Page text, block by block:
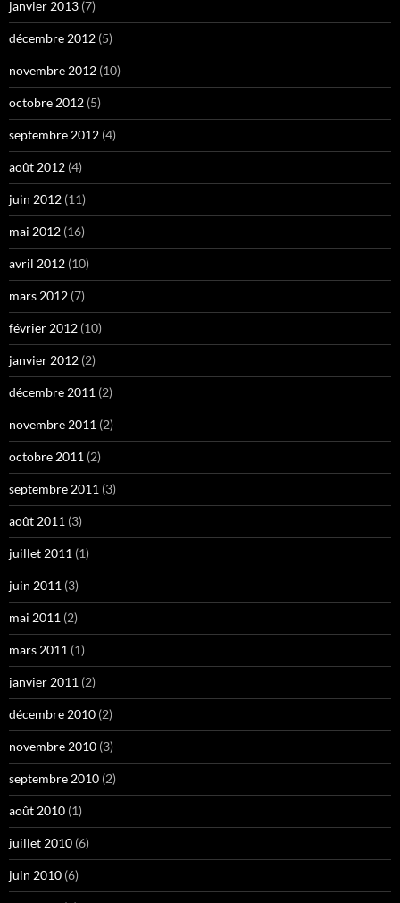
janvier 2013 (7)
décembre 2012 (5)
novembre 2012 (10)
octobre 2012 (5)
septembre 2012 (4)
août 2012 (4)
juin 2012 (11)
mai 2012 (16)
avril 2012 (10)
mars 2012 (7)
février 2012 (10)
janvier 2012 (2)
décembre 2011 (2)
novembre 2011 (2)
octobre 2011 (2)
septembre 2011 (3)
août 2011 (3)
juillet 2011 (1)
juin 2011 (3)
mai 2011 (2)
mars 2011 (1)
janvier 2011 (2)
décembre 2010 (2)
novembre 2010 (3)
septembre 2010 (2)
août 2010 (1)
juillet 2010 (6)
juin 2010 (6)